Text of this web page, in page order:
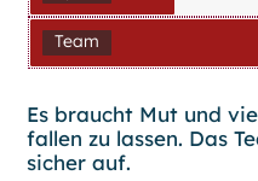
Team
Es braucht Mut und
fallen zu lassen. Das
sicher auf.